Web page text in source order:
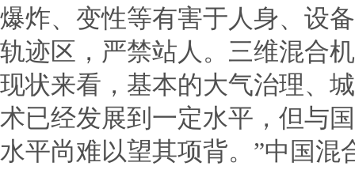
爆炸、变性等有害于人身、设
轨迹区，严禁站人。三维混合
现状来看，基本的大气治理、
术已经发展到一定水平，但与
水平尚难以望其项背。”中国